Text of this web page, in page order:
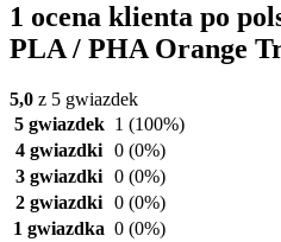
1 ocena klienta po
PLA / PHA Orange
5,0 z 5 gwiazdek
5 gwiazdek 1 (100%)
4 gwiazdki 0 (0%)
3 gwiazdki 0 (0%)
2 gwiazdki 0 (0%)
1 gwiazdka 0 (0%)